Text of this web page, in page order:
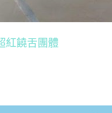
紅饒舌團體